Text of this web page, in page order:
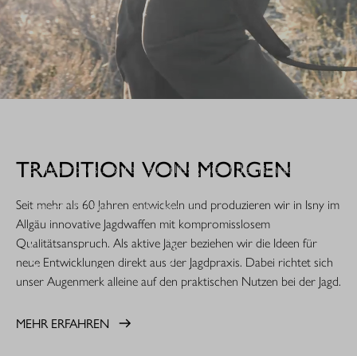
Extrem robust. Extrem zuverlässig: Sie ist die nächste
gemacht für den rauen Jagdeinsatz.
MEHR ERFAHREN
TRADITION VON MORGEN
Seit mehr als 60 Jahren entwickeln und produzieren wir in Isny im
Allgäu innovative Jagdwaffen mit kompromisslosem
Qualitätsanspruch. Als aktive Jäger beziehen wir die Ideen für
neue Entwicklungen direkt aus der Jagdpraxis. Dabei richtet sich
unser Augenmerk alleine auf den praktischen Nutzen bei der Jagd.
MEHR ERFAHREN